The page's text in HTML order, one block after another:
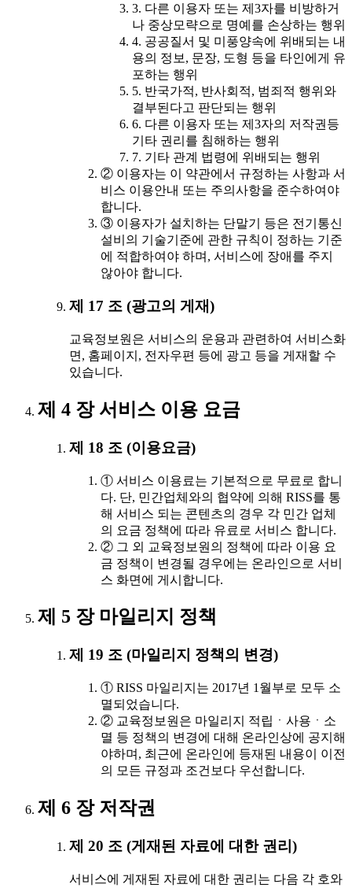
3. 다른 이용자 또는 제3자를 비방하거
나 중상모략으로 명예를 손상하는 행위
4. 공공질서 및 미풍양속에 위배되는 내
용의 정보, 문장, 도형 등을 타인에게 유
포하는 행위
5. 반국가적, 반사회적, 범죄적 행위와
결부된다고 판단되는 행위
6. 다른 이용자 또는 제3자의 저작권등
기타 권리를 침해하는 행위
7. 기타 관계 법령에 위배되는 행위
② 이용자는 이 약관에서 규정하는 사항과 서
비스 이용안내 또는 주의사항을 준수하여야
합니다.
③ 이용자가 설치하는 단말기 등은 전기통신
설비의 기술기준에 관한 규칙이 정하는 기준
에 적합하여야 하며, 서비스에 장애를 주지
않아야 합니다.
제 17 조 (광고의 게재)
교육정보원은 서비스의 운용과 관련하여 서비스화
면, 홈페이지, 전자우편 등에 광고 등을 게재할 수
있습니다.
제 4 장 서비스 이용 요금
제 18 조 (이용요금)
① 서비스 이용료는 기본적으로 무료로 합니
다. 단, 민간업체와의 협약에 의해 RISS를 통
해 서비스 되는 콘텐츠의 경우 각 민간 업체
의 요금 정책에 따라 유료로 서비스 합니다.
② 그 외 교육정보원의 정책에 따라 이용 요
금 정책이 변경될 경우에는 온라인으로 서비
스 화면에 게시합니다.
제 5 장 마일리지 정책
제 19 조 (마일리지 정책의 변경)
① RISS 마일리지는 2017년 1월부로 모두 소
멸되었습니다.
② 교육정보원은 마일리지 적립ㆍ사용ㆍ소
멸 등 정책의 변경에 대해 온라인상에 공지해
야하며, 최근에 온라인에 등재된 내용이 이전
의 모든 규정과 조건보다 우선합니다.
제 6 장 저작권
제 20 조 (게재된 자료에 대한 권리)
서비스에 게재된 자료에 대한 권리는 다음 각 호와